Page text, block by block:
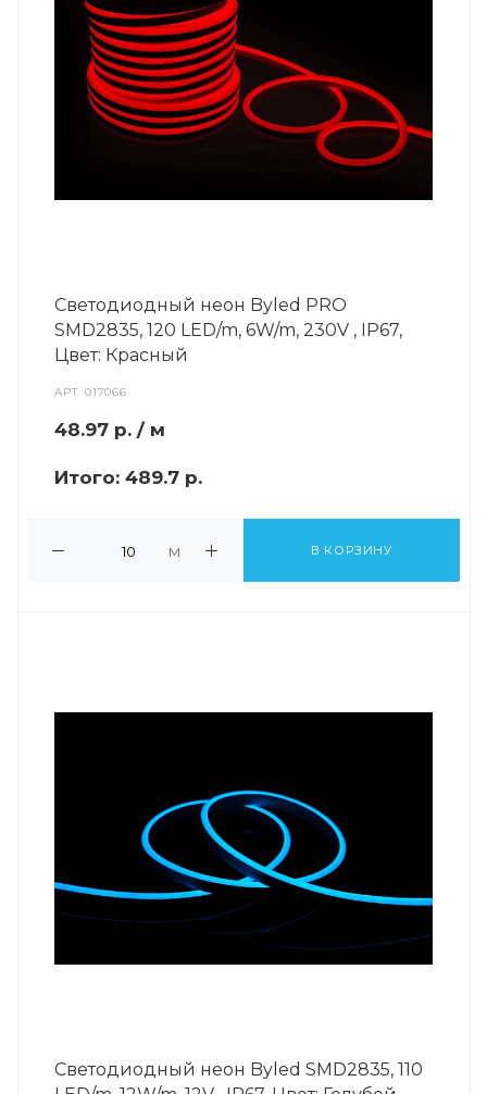
Светодиодный неон Byled PRO
SMD2835, 120 LED/m, 6W/m, 230V , IP67,
Цвет: Красный
АРТ.017066
48.97 р. / м
Итого: 489.7 р.
м В КОРЗИНУ
Светодиодный неон Byled SMD2835, 110